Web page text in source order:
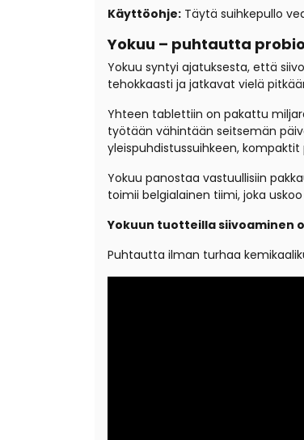
Käyttöohje: Täytä suihkepullo
Yokuu – puhtautta
Yokuu syntyi ajatuksesta, että
tehokkaasti ja jatkavat vielä
Yhteen tablettiin on pakattu
työtään vähintään seitsemän
yleispuhdistussuihkeen,
Yokuu panostaa vastuullisiin
toimii belgialainen tiimi, joka
Yokuun tuotteilla siivoaminen
Puhtautta ilman turhaa